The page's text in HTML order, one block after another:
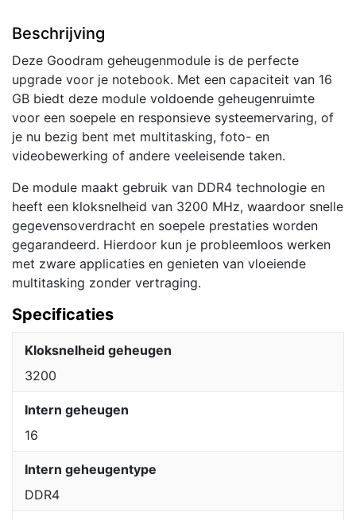
|
aantal
Beschrijving
Deze Goodram geheugenmodule is de perfecte
upgrade voor je notebook. Met een capaciteit van 16
GB biedt deze module voldoende geheugenruimte
voor een soepele en responsieve systeemervaring, of
je nu bezig bent met multitasking, foto- en
videobewerking of andere veeleisende taken.
De module maakt gebruik van DDR4 technologie en
heeft een kloksnelheid van 3200 MHz, waardoor snelle
gegevensoverdracht en soepele prestaties worden
gegarandeerd. Hierdoor kun je probleemloos werken
met zware applicaties en genieten van vloeiende
multitasking zonder vertraging.
Specificaties
Kloksnelheid geheugen
3200
Intern geheugen
16
Intern geheugentype
DDR4